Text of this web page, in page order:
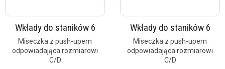
Wkłady do staników 6
Miseczka z push-upem
odpowiadająca rozmiarowi
C/D
Wkłady do staników 6
Miseczka z push-upem
odpowiadająca rozmiarowi
C/D